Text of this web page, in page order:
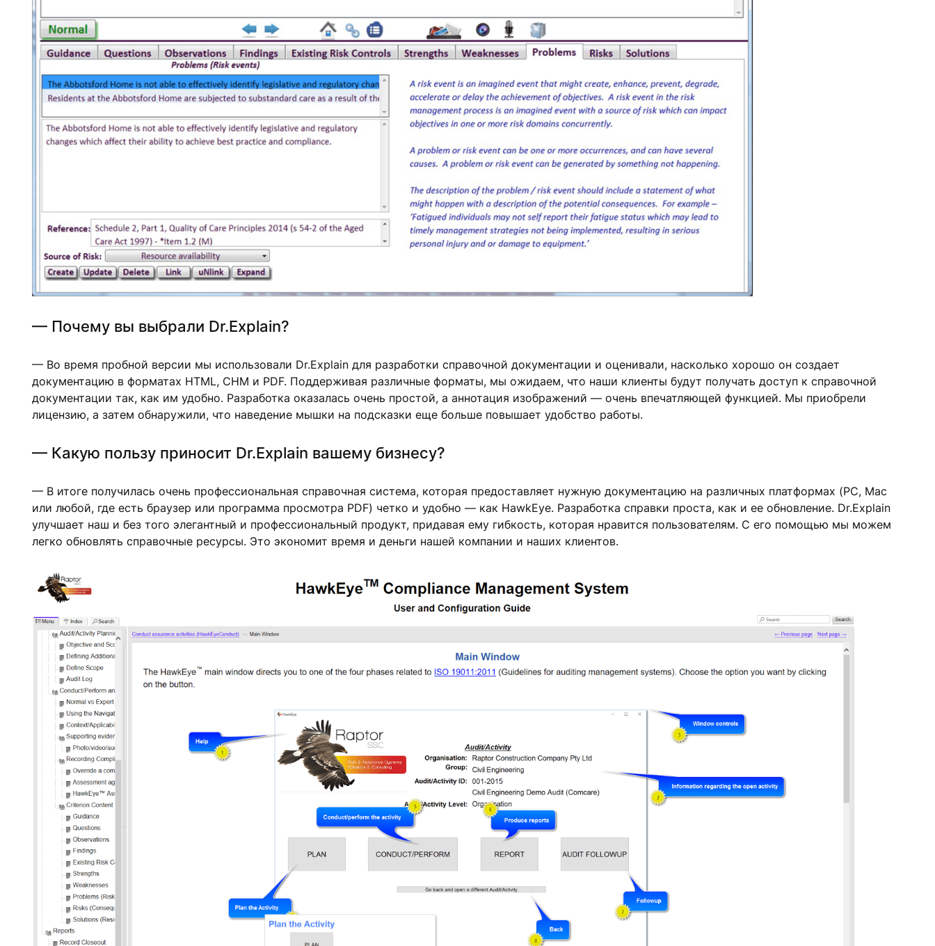
— Почему вы выбрали Dr.Explain?
— Во время пробной версии мы использовали Dr.Explain для разработки справочной документации и оценивали, насколько хорошо он создает
документацию в форматах HTML, CHM и PDF. Поддерживая различные форматы, мы ожидаем, что наши клиенты будут получать доступ к справочной
документации так, как им удобно. Разработка оказалась очень простой, а аннотация изображений — очень впечатляющей функцией. Мы приобрели
лицензию, а затем обнаружили, что наведение мышки на подсказки еще больше повышает удобство работы.
— Какую пользу приносит Dr.Explain вашему бизнесу?
— В итоге получилась очень профессиональная справочная система, которая предоставляет нужную документацию на различных платформах (PC, Mac
или любой, где есть браузер или программа просмотра PDF) четко и удобно — как HawkEye. Разработка справки проста, как и ее обновление. Dr.Explain
улучшает наш и без того элегантный и профессиональный продукт, придавая ему гибкость, которая нравится пользователям. С его помощью мы можем
легко обновлять справочные ресурсы. Это экономит время и деньги нашей компании и наших клиентов.